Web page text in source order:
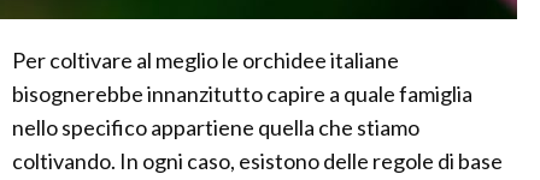
Per coltivare al meglio le orchidee italiane
bisognerebbe innanzitutto capire a quale famiglia
nello specifico appartiene quella che stiamo
coltivando. In ogni caso, esistono delle regole di base